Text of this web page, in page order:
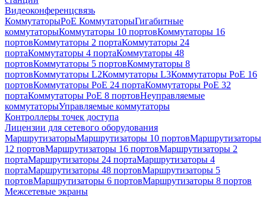
Видеоконференцсвязь
КоммутаторыPoE КоммутаторыГигабитные
коммутаторыКоммутаторы 10 портовКоммутаторы 16
портовКоммутаторы 2 портаКоммутаторы 24
портаКоммутаторы 4 портаКоммутаторы 48
портовКоммутаторы 5 портовКоммутаторы 8
портовКоммутаторы L2Коммутаторы L3Коммутаторы PoE 16
портовКоммутаторы PoE 24 портаКоммутаторы PoE 32
портаКоммутаторы PoE 8 портовНеуправляемые
коммутаторыУправляемые коммутаторы
Контроллеры точек доступа
Лицензии для сетевого оборудования
МаршрутизаторыМаршрутизаторы 10 портовМаршрутизаторы
12 портовМаршрутизаторы 16 портовМаршрутизаторы 2
портаМаршрутизаторы 24 портаМаршрутизаторы 4
портаМаршрутизаторы 48 портовМаршрутизаторы 5
портовМаршрутизаторы 6 портовМаршрутизаторы 8 портов
Межсетевые экраны